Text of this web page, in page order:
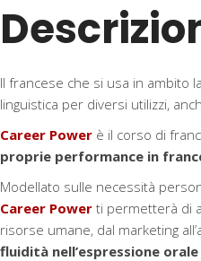
Il francese che si usa in ambito
linguistica per diversi utilizzi,
Career Power è il corso di
proprie performance in
Modellato sulle necessità
Career Power ti permetterà di
risorse umane, dal marketing
fluidità nell’espressione